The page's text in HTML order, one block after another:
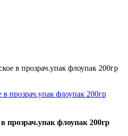
в прозрач.упак флоупак 200гр
прозрач.упак флоупак 200гр